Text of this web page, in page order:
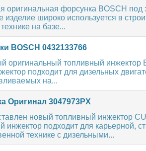
оригинальная форсунка BOSCH под
изделие широко используется в
на базе...
BOSCH 0432133766
оригинальный топливный инжектор
подходит для дизельных
на...
Оригинал 3047973PX
новый топливный инжектор
инжектор подходит для карьерной,
технике с дизельными...